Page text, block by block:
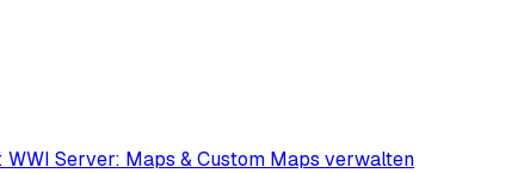
WWI Server: Maps & Custom Maps verwalten